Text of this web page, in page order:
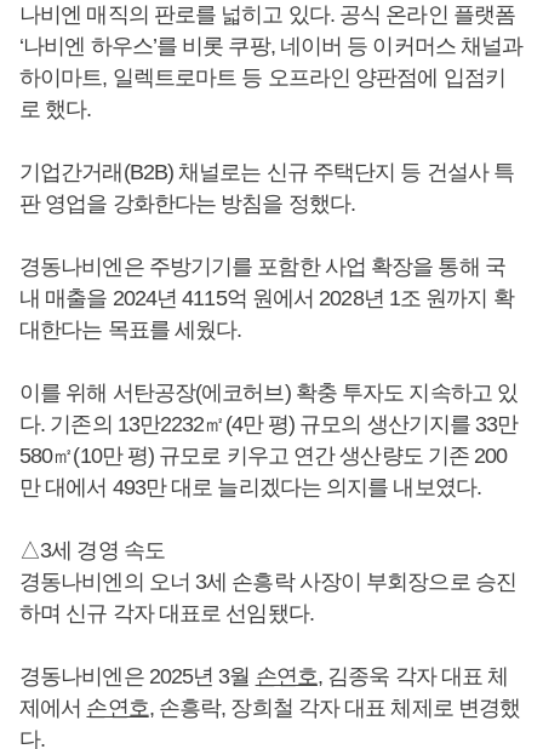
나비엔 매직의 판로를 넓히고 있다. 공식 온라인 플랫폼
‘나비엔 하우스’를 비롯 쿠팡, 네이버 등 이커머스 채널과
하이마트, 일렉트로마트 등 오프라인 양판점에 입점키
로 했다.
기업간거래(B2B) 채널로는 신규 주택단지 등 건설사 특
판 영업을 강화한다는 방침을 정했다.
경동나비엔은 주방기기를 포함한 사업 확장을 통해 국
내 매출을 2024년 4115억 원에서 2028년 1조 원까지 확
대한다는 목표를 세웠다.
이를 위해 서탄공장(에코허브) 확충 투자도 지속하고 있
다. 기존의 13만2232㎡(4만 평) 규모의 생산기지를 33만
580㎡(10만 평) 규모로 키우고 연간 생산량도 기존 200
만 대에서 493만 대로 늘리겠다는 의지를 내보였다.
△3세 경영 속도
경동나비엔의 오너 3세 손흥락 사장이 부회장으로 승진
하며 신규 각자 대표로 선임됐다.
경동나비엔은 2025년 3월 손연호, 김종욱 각자 대표 체
제에서 손연호, 손흥락, 장희철 각자 대표 체제로 변경했
다.